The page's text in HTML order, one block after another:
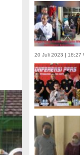
20 Juli 2023 | 18:27